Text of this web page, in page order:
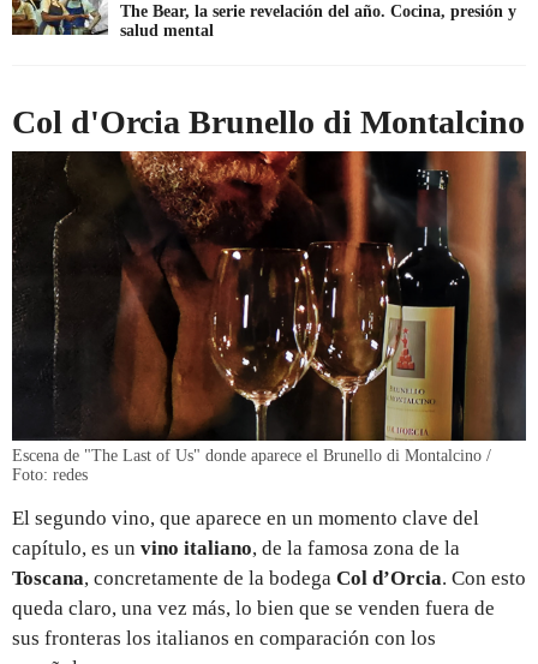
The Bear, la serie revelación del año. Cocina, presión y
salud mental
Col d'Orcia Brunello di Montalcino
Escena de "The Last of Us" donde aparece el Brunello di Montalcino /
Foto: redes
El segundo vino, que aparece en un momento clave del
capítulo, es un vino italiano, de la famosa zona de la
Toscana, concretamente de la bodega Col d’Orcia. Con esto
queda claro, una vez más, lo bien que se venden fuera de
sus fronteras los italianos en comparación con los